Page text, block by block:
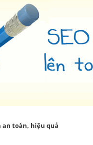
an toàn, hiệu quả